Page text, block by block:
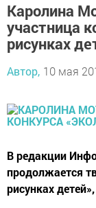
Каролина
участница
рисунках
Автор, 10 мая
В редакции
продолжается
рисунках